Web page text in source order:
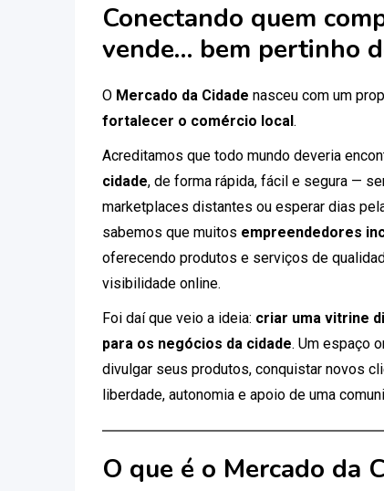
Conectando quem
vende… bem pertinho
O Mercado da Cidade nasceu com um
fortalecer o comércio local.
Acreditamos que todo mundo deveria
cidade, de forma rápida, fácil e segura —
marketplaces distantes ou esperar dias
sabemos que muitos empreendedores
oferecendo produtos e serviços de
visibilidade online.
Foi daí que veio a ideia: criar uma vitrine
para os negócios da cidade. Um espaço
divulgar seus produtos, conquistar novos
liberdade, autonomia e apoio de uma
O que é o Mercado da